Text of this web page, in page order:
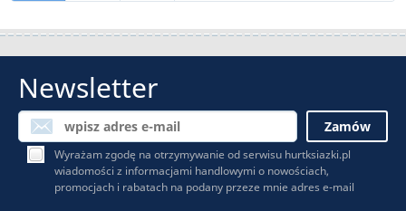
Newsletter
Wyrażam zgodę na otrzymywanie od serwisu hurtksiazki.pl
wiadomości z informacjami handlowymi o nowościach,
promocjach i rabatach na podany przeze mnie adres e-mail